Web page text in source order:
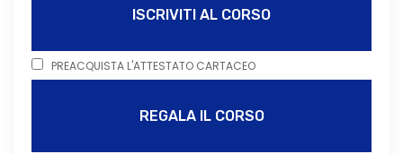
ISCRIVITI AL CORSO
PREACQUISTA L'ATTESTATO CARTACEO
REGALA IL CORSO